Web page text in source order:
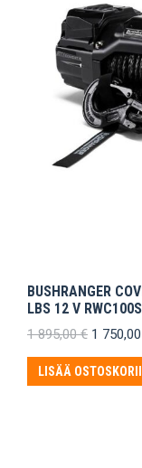
BUSHRANGER
LBS 12 V
1 895,00€
oli:
1
1 750,00
LISÄÄ